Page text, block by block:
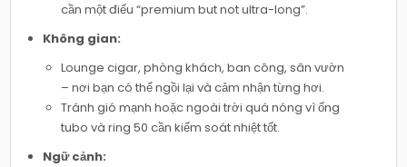
cần một điếu “premium but not ultra-long”.
Không gian:
Lounge cigar, phòng khách, ban công, sân vườn
– nơi bạn có thể ngồi lại và cảm nhận từng hơi.
Tránh gió mạnh hoặc ngoài trời quá nóng vì ống
tubo và ring 50 cần kiểm soát nhiệt tốt.
Ngữ cảnh: